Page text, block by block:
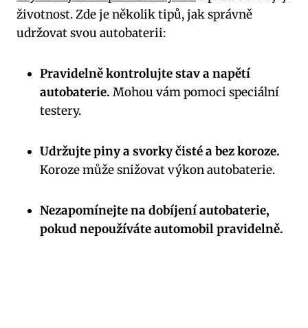
životnost. Zde je‌ několik tipů, jak správně
udržovat svou autobaterii:
Pravidelně kontrolujte stav ​a napětí
autobaterie. Mohou vám pomoci speciální
testery.
Udržujte piny⁤ a​ svorky čisté a bez⁢ koroze.
Koroze může⁢ snižovat ⁣výkon⁤ autobaterie.
Nezapomínejte na dobíjení autobaterie,
pokud nepoužíváte automobil pravidelně.